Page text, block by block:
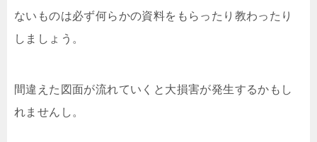
ないものは必ず何らかの資料をもらったり教わったり
しましょう。
間違えた図面が流れていくと大損害が発生するかもし
れませんし。